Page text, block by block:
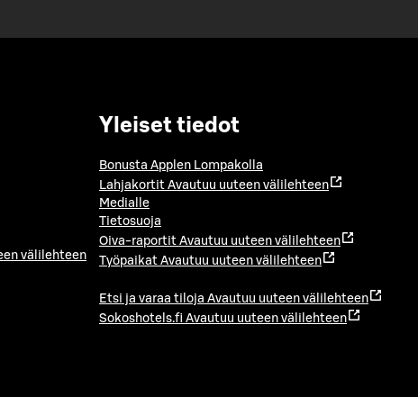
välilehteen
Yleiset tiedot
Bonusta Applen Lompakolla
Lahjakortit Avautuu uuteen välilehteen
Medialle
Tietosuoja
Oiva-raportit Avautuu uuteen välilehteen
Työpaikat Avautuu uuteen välilehteen
Etsi ja varaa tiloja Avautuu uuteen välilehteen
Sokoshotels.fi Avautuu uuteen välilehteen